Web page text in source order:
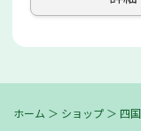
ホーム ＞ ショップ ＞ 四